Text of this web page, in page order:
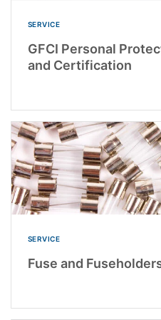
SERVICE
GFCI Personal
and Certification
SERVICE
Fuse and